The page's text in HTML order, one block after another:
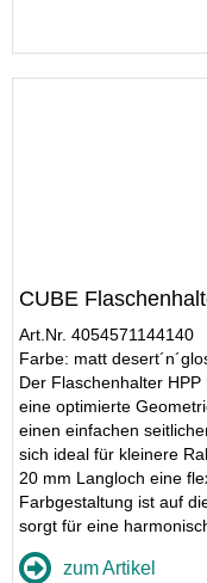
CUBE
Art.Nr. 4054571144140
Farbe: matt
Der Flaschenhalter
eine optimierte
einen einfachen
sich ideal für kleinere
20 mm Langloch eine
Farbgestaltung ist auf
sorgt für eine
zum Artikel